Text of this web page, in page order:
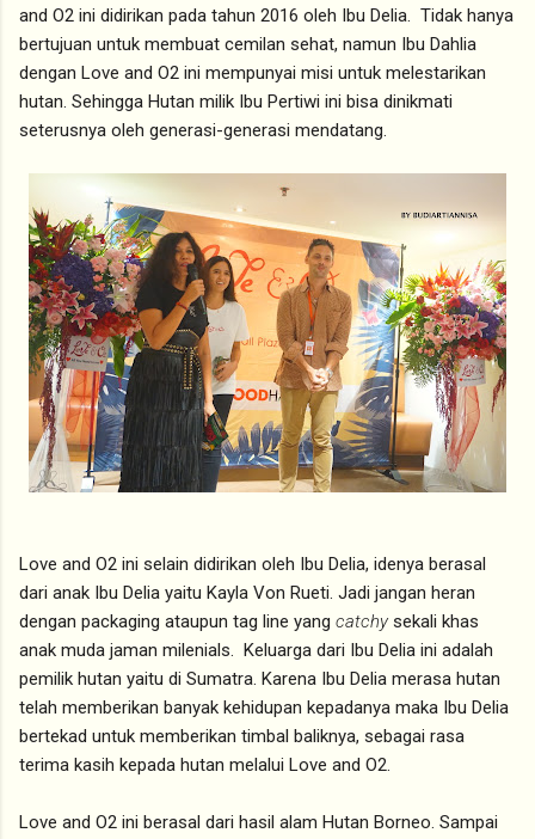
and O2 ini didirikan pada tahun 2016 oleh Ibu Delia. Tidak hanya
bertujuan untuk membuat cemilan sehat, namun Ibu Dahlia
dengan Love and O2 ini mempunyai misi untuk melestarikan
hutan. Sehingga Hutan milik Ibu Pertiwi ini bisa dinikmati
seterusnya oleh generasi-generasi mendatang.
Love and O2 ini selain didirikan oleh Ibu Delia, idenya berasal
dari anak Ibu Delia yaitu Kayla Von Rueti. Jadi jangan heran
dengan packaging ataupun tag line yang catchysekali khas
anak muda jaman milenials. Keluarga dari Ibu Delia ini adalah
pemilik hutan yaitu di Sumatra. Karena Ibu Delia merasa hutan
telah memberikan banyak kehidupan kepadanya maka Ibu Delia
bertekad untuk memberikan timbal baliknya, sebagai rasa
terima kasih kepada hutan melalui Love and O2.
Love and O2 ini berasal dari hasil alam Hutan Borneo. Sampai